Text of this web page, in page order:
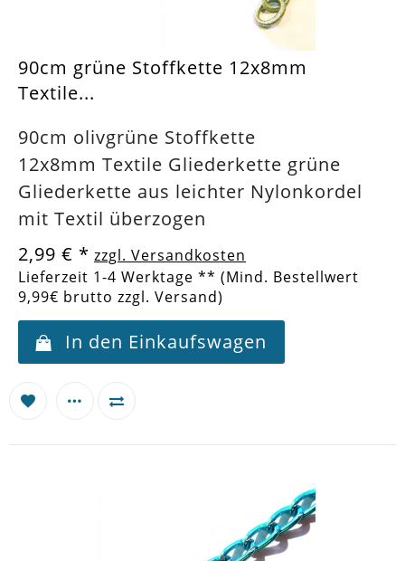
90cm grüne Stoffkette 12x8mm
Textile...
90cm olivgrüne Stoffkette
12x8mm Textile Gliederkette grüne
Gliederkette aus leichter Nylonkordel
mit Textil überzogen
2,99 € * zzgl. Versandkosten
Lieferzeit 1-4 Werktage ** (Mind. Bestellwert
9,99€ brutto zzgl. Versand)
In den Einkaufswagen